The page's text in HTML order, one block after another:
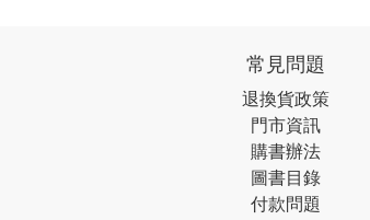
常見問題
退換貨政策
門市資訊
購書辦法
圖書目錄
付款問題